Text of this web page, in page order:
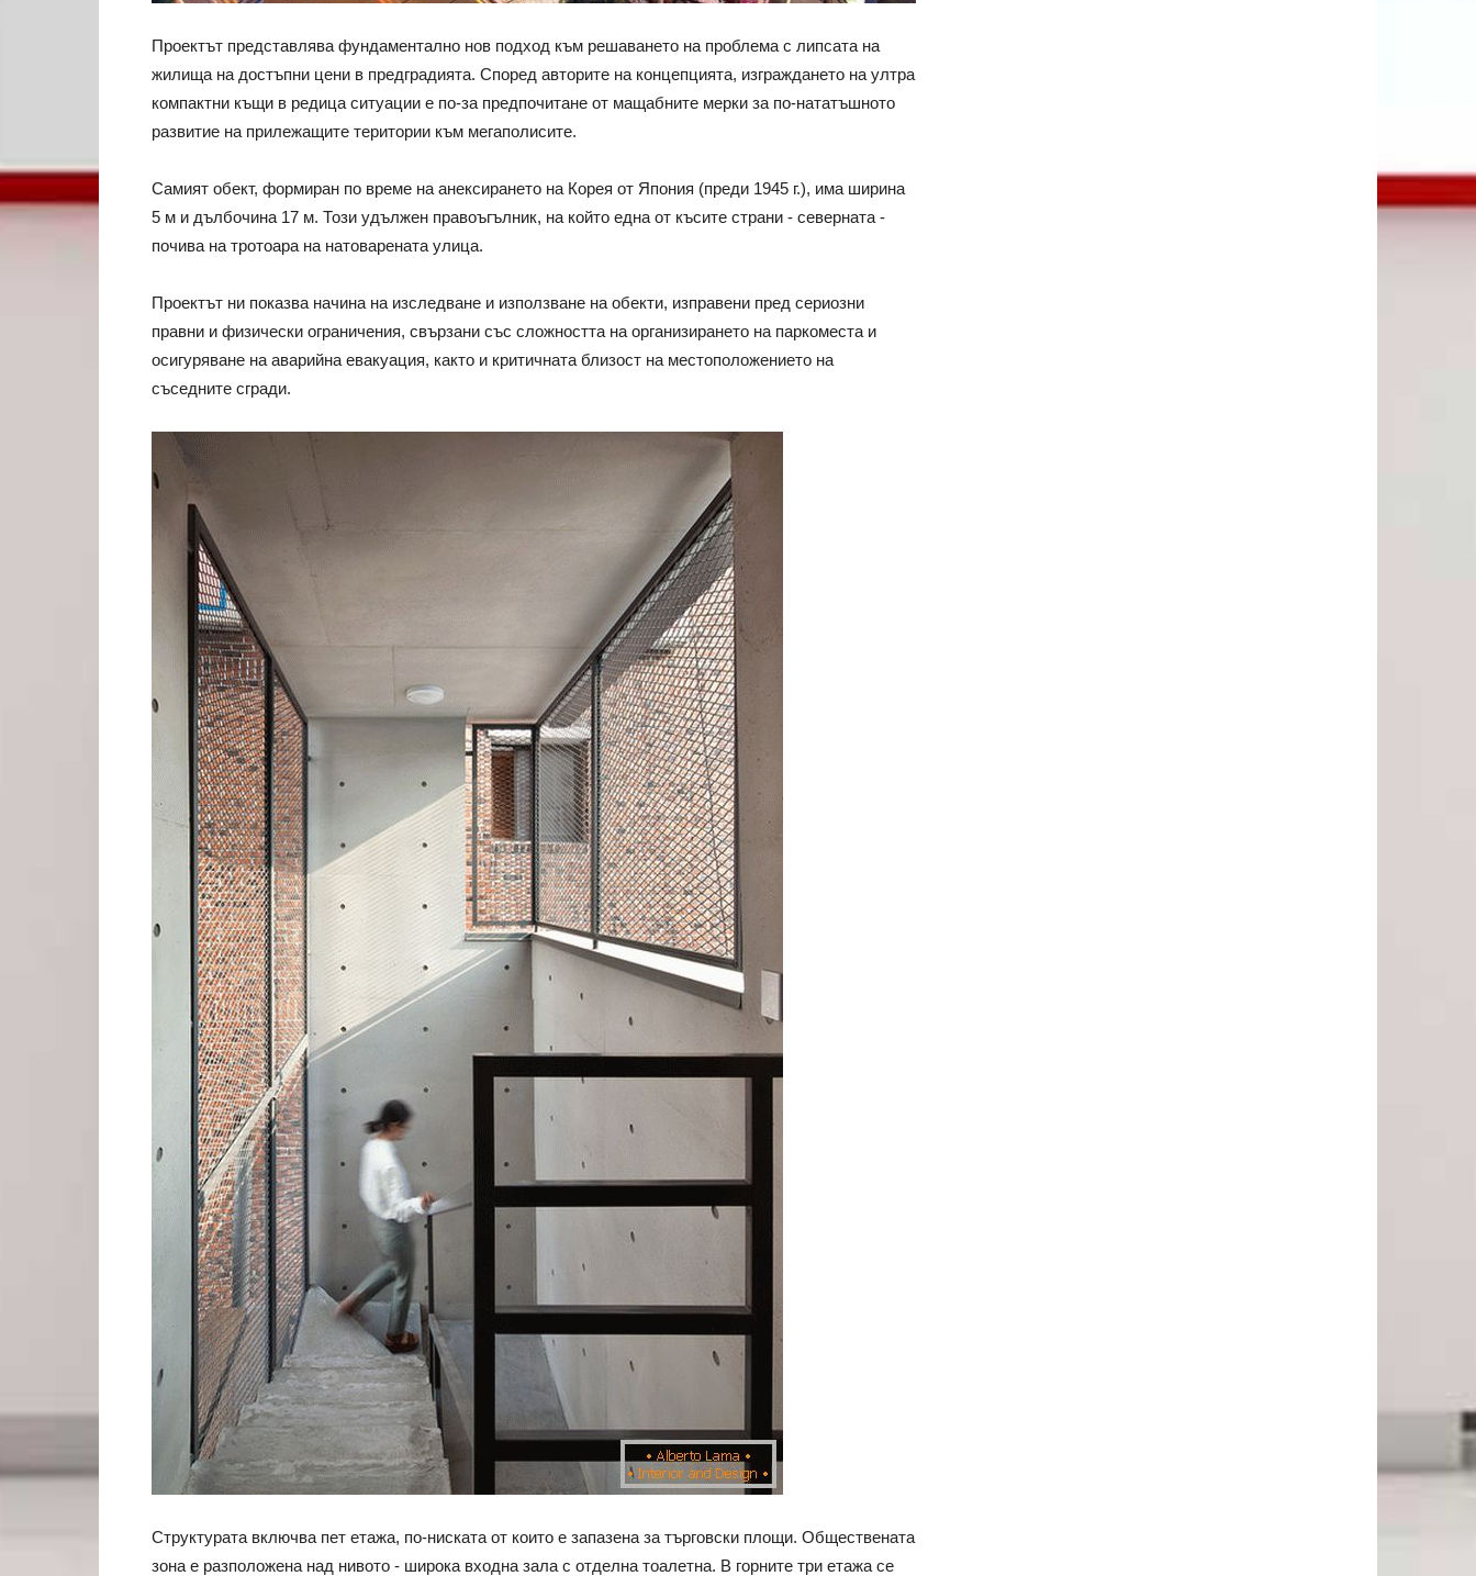
Проектът представлява фундаментално нов подход към решаването на проблема с липсата на
жилища на достъпни цени в предградията. Според авторите на концепцията, изграждането на ултра
компактни къщи в редица ситуации е по-за предпочитане от мащабните мерки за по-нататъшното
развитие на прилежащите територии към мегаполисите.
Самият обект, формиран по време на анексирането на Корея от Япония (преди 1945 г.), има ширина
5 м и дълбочина 17 м. Този удължен правоъгълник, на който една от късите страни - северната -
почива на тротоара на натоварената улица.
Проектът ни показва начина на изследване и използване на обекти, изправени пред сериозни
правни и физически ограничения, свързани със сложността на организирането на паркоместа и
осигуряване на аварийна евакуация, както и критичната близост на местоположението на
съседните сгради.
Структурата включва пет етажа, по-ниската от които е запазена за търговски площи. Обществената
зона е разположена над нивото - широка входна зала с отделна тоалетна. В горните три етажа се